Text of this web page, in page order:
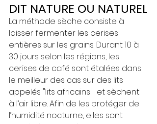
DIT NATURE OU NATUREL
La méthode sèche consiste à
laisser fermenter les cerises
entières sur les grains. Durant 10 à
30 jours selon les régions, les
cerises de café sont étalées dans
le meilleur des cas sur des lits
appelés "lits africains"  et sèchent
à l’air libre. Afin de les protéger de
l’humidité nocturne, elles sont